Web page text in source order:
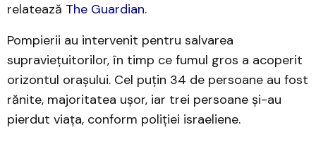
relatează The Guardian.
Pompierii au intervenit pentru salvarea
supraviețuitorilor, în timp ce fumul gros a acoperit
orizontul orașului. Cel puțin 34 de persoane au fost
rănite, majoritatea ușor, iar trei persoane și-au
pierdut viața, conform poliției israeliene.